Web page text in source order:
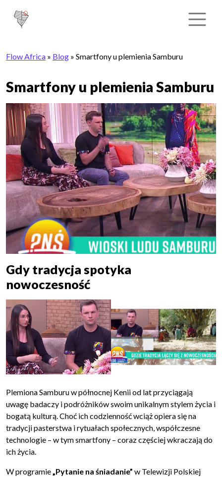
Flow Africa » Blog » Smartfony u plemienia Samburu
Smartfony u plemienia Samburu
Gdy tradycja spotyka
nowoczesność
Plemiona Samburu w północnej Kenii od lat przyciągają
uwagę badaczy i podróżników swoim unikalnym stylem życia i
bogatą kulturą. Choć ich codzienność wciąż opiera się na
tradycji pasterstwa i rytuałach społecznych, współczesne
technologie – w tym smartfony – coraz częściej wkraczają do
ich życia.
W programie„Pytanie na śniadanie” w Telewizji Polskiej